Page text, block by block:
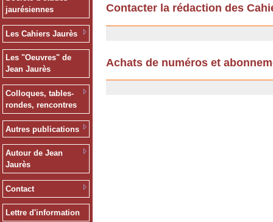
jaurésiennes
Les Cahiers Jaurès
Les "Oeuvres" de
Jean Jaurès
Colloques, tables-
rondes, rencontres
Autres publications
Autour de Jean
Jaurès
Contact
Lettre d'information
Contacter la rédaction des
Achats de numéros et